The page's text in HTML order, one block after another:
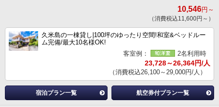
10,546円～
（消費税込11,600円～）
久米島の一棟貸し|100坪のゆったり空間!和室&ベッドルー
ム完備/最大10名様OK!
客室例：
2名利用時
23,728～26,364円/人
（消費税込26,100～29,000円/人）
宿泊プラン一覧 航空券付プラン一覧